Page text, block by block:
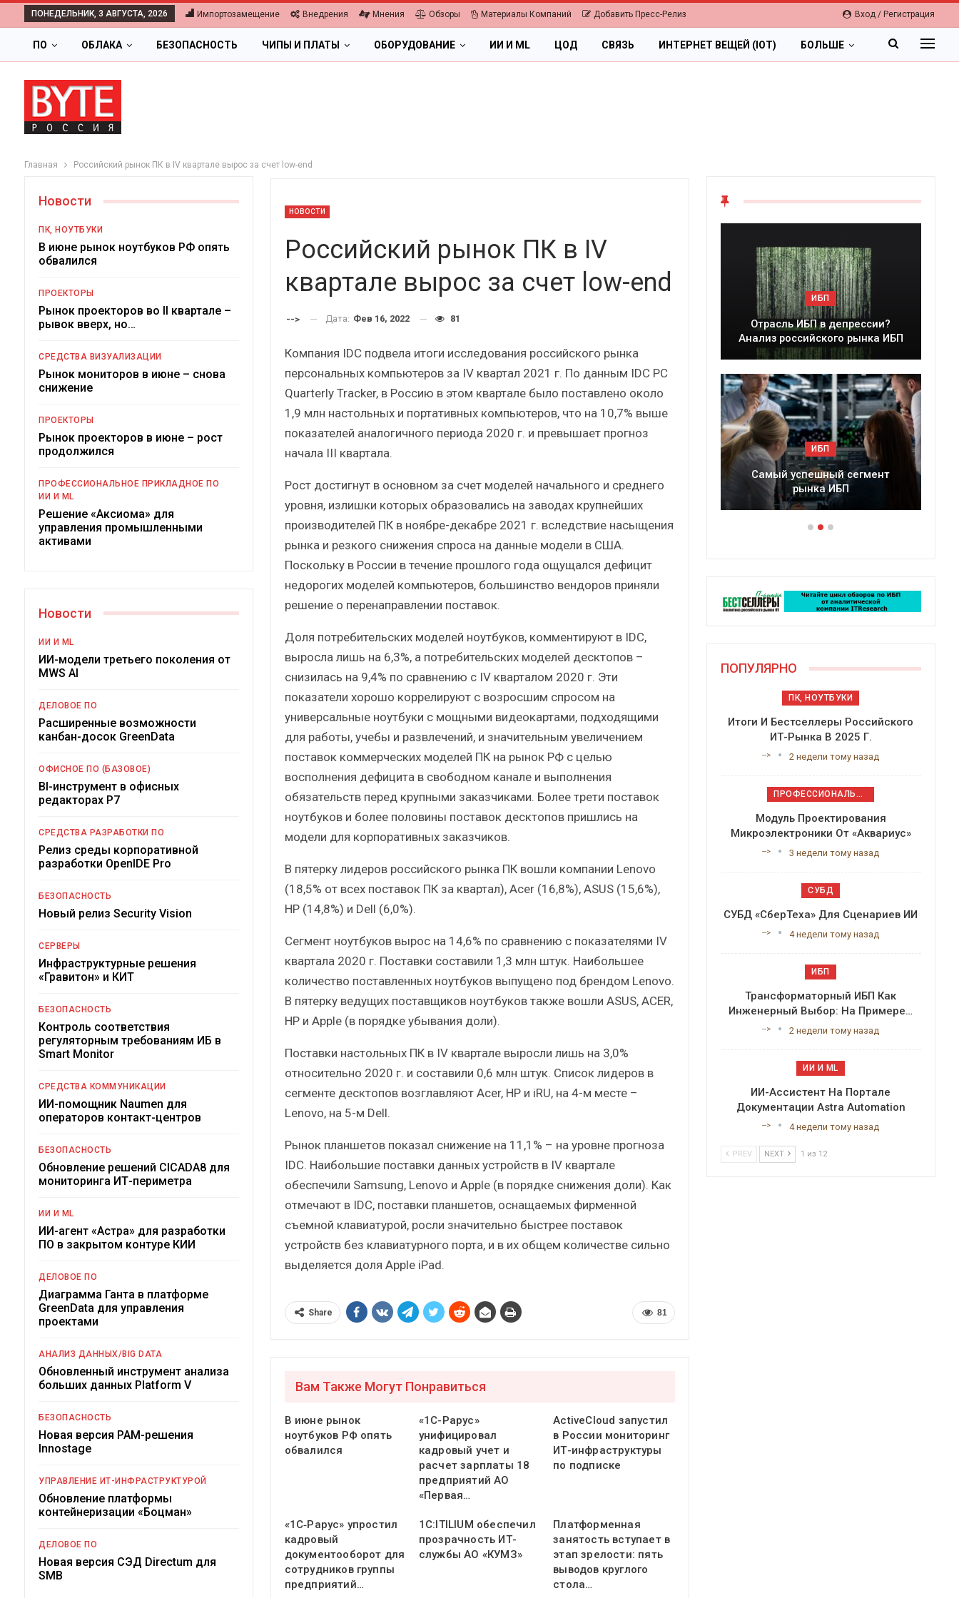
Вход / Регистрация
ПОНЕДЕЛЬНИК, 3 АВГУСТА, 2026 Импортозамещение Внедрения Мнения Обзоры Материалы Компаний Добавить Пресс-Релиз
ПО ОБЛАКА БЕЗОПАСНОСТЬ ЧИПЫ И ПЛАТЫ ОБОРУДОВАНИЕ ИИ И ML ЦОД СВЯЗЬ ИНТЕРНЕТ ВЕЩЕЙ (IOT) БОЛЬШЕ
Главная Российский рынок ПК в IV квартале вырос за счет low-end
НОВОСТИ
Российский рынок ПК в IV
квартале вырос за счет low-end
--> Дата: Фев 16, 2022 81
Компания IDC подвела итоги исследования российского рынка
персональных компьютеров за IV квартал 2021 г. По данным IDC PC
Quarterly Tracker, в Россию в этом квартале было поставлено около
1,9 млн настольных и портативных компьютеров, что на 10,7% выше
показателей аналогичного периода 2020 г. и превышает прогноз
начала III квартала.
Рост достигнут в основном за счет моделей начального и среднего
уровня, излишки которых образовались на заводах крупнейших
производителей ПК в ноябре-декабре 2021 г. вследствие насыщения
рынка и резкого снижения спроса на данные модели в США.
Поскольку в России в течение прошлого года ощущался дефицит
недорогих моделей компьютеров, большинство вендоров приняли
решение о перенаправлении поставок.
Доля потребительских моделей ноутбуков, комментируют в IDC,
выросла лишь на 6,3%, а потребительских моделей десктопов –
снизилась на 9,4% по сравнению с IV кварталом 2020 г. Эти
показатели хорошо коррелируют с возросшим спросом на
универсальные ноутбуки с мощными видеокартами, подходящими
для работы, учебы и развлечений, и значительным увеличением
поставок коммерческих моделей ПК на рынок РФ с целью
восполнения дефицита в свободном канале и выполнения
обязательств перед крупными заказчиками. Более трети поставок
ноутбуков и более половины поставок десктопов пришлись на
модели для корпоративных заказчиков.
В пятерку лидеров российского рынка ПК вошли компании Lenovo
(18,5% от всех поставок ПК за квартал), Acer (16,8%), ASUS (15,6%),
HP (14,8%) и Dell (6,0%).
Сегмент ноутбуков вырос на 14,6% по сравнению с показателями IV
квартала 2020 г. Поставки составили 1,3 млн штук. Наибольшее
количество поставленных ноутбуков выпущено под брендом Lenovo.
В пятерку ведущих поставщиков ноутбуков также вошли ASUS, ACER,
HP и Apple (в порядке убывания доли).
Поставки настольных ПК в IV квартале выросли лишь на 3,0%
относительно 2020 г. и составили 0,6 млн штук. Список лидеров в
сегменте десктопов возглавляют Acer, HP и iRU, на 4-м месте –
Lenovo, на 5-м Dell.
Рынок планшетов показал снижение на 11,1% – на уровне прогноза
IDC. Наибольшие поставки данных устройств в IV квартале
обеспечили Samsung, Lenovo и Apple (в порядке снижения доли). Как
отмечают в IDC, поставки планшетов, оснащаемых фирменной
съемной клавиатурой, росли значительно быстрее поставок
устройств без клавиатурного порта, и в их общем количестве сильно
выделяется доля Apple iPad.
81
Share
Вам Также Могут Понравиться
В июне рынок
ноутбуков РФ опять
обвалился
«1С-Рарус»
унифицировал
кадровый учет и
расчет зарплаты 18
предприятий АО
«Первая…
ActiveCloud запустил
в России мониторинг
ИТ-инфраструктуры
по подписке
«1С‑Рарус» упростил
кадровый
документооборот для
сотрудников группы
предприятий…
1С:ITILIUM обеспечил
прозрачность ИТ-
службы АО «КУМЗ»
Платформенная
занятость вступает в
этап зрелости: пять
выводов круглого
стола…
Новости
ПК, НОУТБУКИ
В июне рынок ноутбуков РФ опять
обвалился
ПРОЕКТОРЫ
Рынок проекторов во II квартале –
рывок вверх, но…
СРЕДСТВА ВИЗУАЛИЗАЦИИ
Рынок мониторов в июне – снова
снижение
ПРОЕКТОРЫ
Рынок проекторов в июне – рост
продолжился
ПРОФЕССИОНАЛЬНОЕ ПРИКЛАДНОЕ ПО
ИИ И ML
Решение «Аксиома» для
управления промышленными
активами
Новости
ИИ И ML
ИИ-модели третьего поколения от
MWS AI
ДЕЛОВОЕ ПО
Расширенные возможности
канбан-досок GreenData
ОФИСНОЕ ПО (БАЗОВОЕ)
BI-инструмент в офисных
редакторах Р7
СРЕДСТВА РАЗРАБОТКИ ПО
Релиз среды корпоративной
разработки OpenIDE Pro
БЕЗОПАСНОСТЬ
Новый релиз Security Vision
СЕРВЕРЫ
Инфраструктурные решения
«Гравитон» и КИТ
БЕЗОПАСНОСТЬ
Контроль соответствия
регуляторным требованиям ИБ в
Smart Monitor
СРЕДСТВА КОММУНИКАЦИИ
ИИ-помощник Naumen для
операторов контакт-центров
БЕЗОПАСНОСТЬ
Обновление решений CICADA8 для
мониторинга ИТ-периметра
ИИ И ML
ИИ-агент «Астра» для разработки
ПО в закрытом контуре КИИ
ДЕЛОВОЕ ПО
Диаграмма Ганта в платформе
GreenData для управления
проектами
АНАЛИЗ ДАННЫХ/BIG DATA
Обновленный инструмент анализа
больших данных Platform V
БЕЗОПАСНОСТЬ
Новая версия PAM-решения
Innostage
УПРАВЛЕНИЕ ИТ-ИНФРАСТРУКТУРОЙ
Обновление платформы
контейнеризации «Боцман»
ДЕЛОВОЕ ПО
Новая версия СЭД Directum для
SMB
ОБЛАКА
Краткий статистический
ИБП
российский рынок ИБП?
Часть II.
ИБП
Отрасль ИБП в депрессии?
Анализ российского рынка ИБП
ИБП
Самый успешный сегмент
рынка ИБП
ПОПУЛЯРНО
ПК, НОУТБУКИ
Итоги И Бестселлеры Российского
ИТ-Рынка В 2025 Г.
--> 2 недели тому назад
ПРОФЕССИОНАЛЬНОЕ ПРИКЛАДНОЕ ПО
Модуль Проектирования
Микроэлектроники От «Аквариус»
--> 3 недели тому назад
СУБД
СУБД «СберТеха» Для Сценариев ИИ
--> 4 недели тому назад
ИБП
Трансформаторный ИБП Как
Инженерный Выбор: На Примере…
--> 2 недели тому назад
ИИ И ML
ИИ-Ассистент На Портале
Документации Astra Automation
--> 4 недели тому назад
PREV NEXT 1 из 12